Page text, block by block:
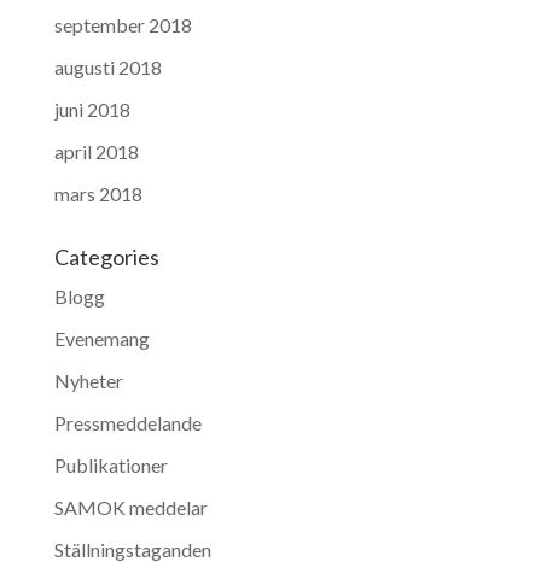
september 2018
augusti 2018
juni 2018
april 2018
mars 2018
Categories
Blogg
Evenemang
Nyheter
Pressmeddelande
Publikationer
SAMOK meddelar
Ställningstaganden